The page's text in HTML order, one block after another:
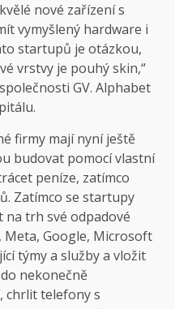
nové zařízení s
vymyšlený hardware i
startupů je otázkou,
vrstvy je pouhý skin,“
GV. Alphabet
firmy mají nyní ještě
budovat pomocí vlastní
peníze, zatímco
Zatímco se startupy
na trh své odpadové
Google, Microsoft
týmy a služby a vložit
nekonečně
chrlit telefony s